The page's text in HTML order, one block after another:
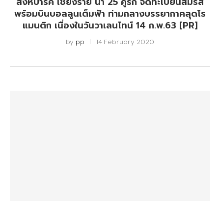
พร้อมบินบอลลูนเต็มฟ้า ท่ามกลางบรรยากาศสุดโร
แมนติก เนื่องในวันวาเลนไทน์ 14 ก.พ.63 [PR]
by pp 14 February 2020